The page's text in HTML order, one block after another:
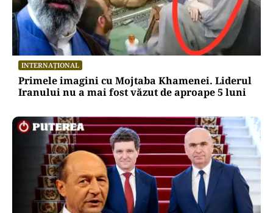
INTERNAȚIONAL
Primele imagini cu Mojtaba Khamenei. Liderul
Iranului nu a mai fost văzut de aproape 5 luni